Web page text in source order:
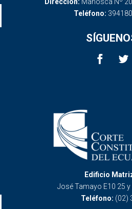
Teléfono:
Edificio
José Tamayo E10 25
Teléfono: (02)